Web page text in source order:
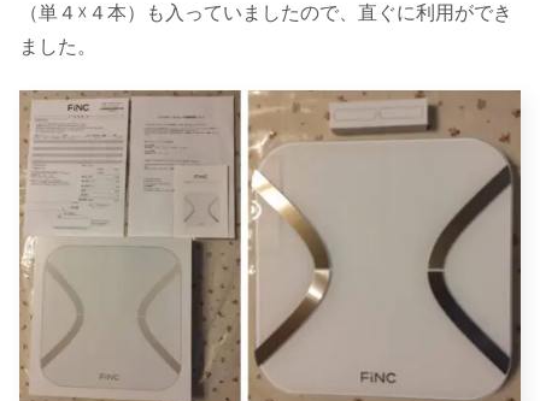
（単４☓４本）も入っていましたので、直ぐに利用ができ
ました。